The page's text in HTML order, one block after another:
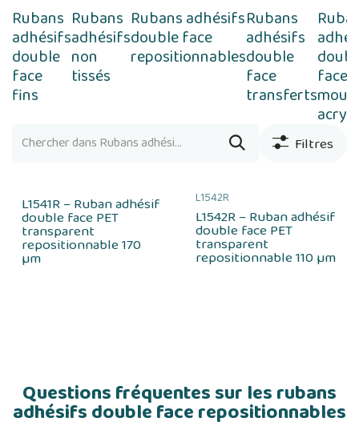
Rubans
adhésifs
double
face
fins
Rubans
adhésifs
non
tissés
Rubans adhésifs
double face
repositionnables
Rubans
adhésifs
double
face
transferts
face
Filtres
L1541R – Ruban adhésif
double face PET
transparent
repositionnable 170
µm
L1542R
L1542R – Ruban adhésif
double face PET
transparent
repositionnable 110 µm
Questions fréquentes sur les rubans
adhésifs double face repositionnables